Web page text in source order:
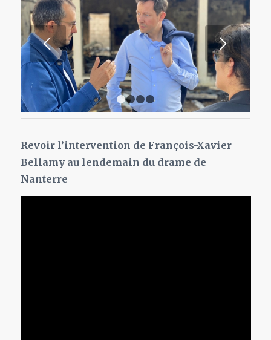
Suivant
1 2 3 4
Revoir l’intervention de François-Xavier
Bellamy au lendemain du drame de
Nanterre